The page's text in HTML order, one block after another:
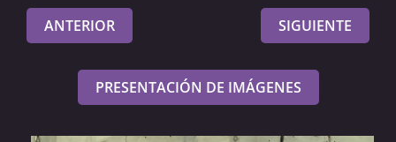
ANTERIOR SIGUIENTE
PRESENTACIÓN DE IMÁGENES